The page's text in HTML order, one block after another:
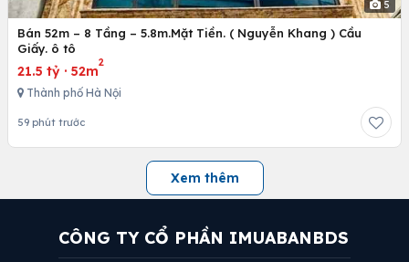
5
Bán 52m – 8 Tầng – 5.8m.Mặt Tiền. ( Nguyễn Khang ) Cầu
Giấy. ô tô
21.5 tỷ · 52m
2
Thành phố Hà Nội
59 phút trước
Xem thêm
CÔNG TY CỔ PHẦN IMUABANBDS